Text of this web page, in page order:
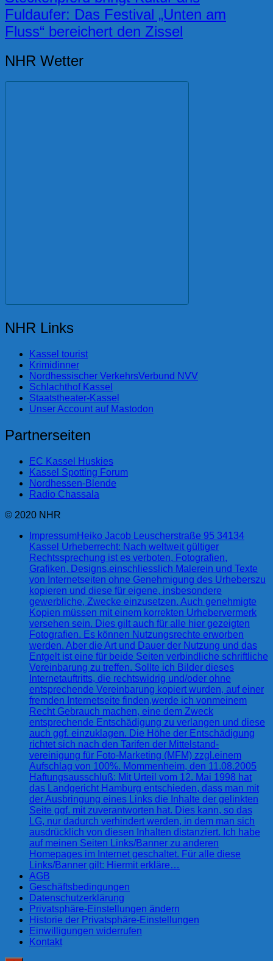
Fuldaufer: Das Festival „Unten am
Fluss“ bereichert den Zissel
NHR Wetter
NHR Links
Kassel tourist
Krimidinner
Nordhessischer VerkehrsVerbund NVV
Schlachthof Kassel
Staatstheater-Kassel
Unser Account auf Mastodon
Partnerseiten
EC Kassel Huskies
Kassel Spotting Forum
Nordhessen-Blende
Radio Chassala
© 2020 NHR
ImpressumHeiko Jacob Leuscherstraße 95 34134
Kassel Urheberrecht: Nach weltweit gültiger
Rechtssprechung ist es verboten, Fotografien,
Grafiken, Designs,einschliesslich Malerein und Texte
von Internetseiten ohne Genehmigung des Urheberszu
kopieren und diese für eigene, insbesondere
gewerbliche, Zwecke einzusetzen. Auch genehmigte
Kopien müssen mit einem korrekten Urhebervermerk
versehen sein. Dies gilt auch für alle hier gezeigten
Fotografien. Es können Nutzungsrechte erworben
werden. Aber die Art und Dauer der Nutzung und das
Entgelt ist eine für beide Seiten verbindliche schriftliche
Vereinbarung zu treffen. Sollte ich Bilder dieses
Internetauftritts, die rechtswidrig und/oder ohne
entsprechende Vereinbarung kopiert wurden, auf einer
fremden Internetseite finden,werde ich vonmeinem
Recht Gebrauch machen, eine dem Zweck
entsprechende Entschädigung zu verlangen und diese
auch ggf. einzuklagen. Die Höhe der Entschädigung
richtet sich nach den Tarifen der Mittelstand-
vereinigung für Foto-Marketing (MFM) zzgl.einem
Aufschlag von 100%. Mommenheim, den 11.08.2005
Haftungsausschluß: Mit Urteil vom 12. Mai 1998 hat
das Landgericht Hamburg entschieden, dass man mit
der Ausbringung eines Links die Inhalte der gelinkten
Seite ggf. mit zuverantworten hat. Dies kann, so das
LG, nur dadurch verhindert werden, in dem man sich
ausdrücklich von diesen Inhalten distanziert. Ich habe
auf meinen Seiten Links/Banner zu anderen
Homepages im Internet geschaltet. Für alle diese
Links/Banner gilt: Hiermit erkläre…
AGB
Geschäftsbedingungen
Datenschutzerklärung
Privatsphäre-Einstellungen ändern
Historie der Privatsphäre-Einstellungen
Einwilligungen widerrufen
Kontakt